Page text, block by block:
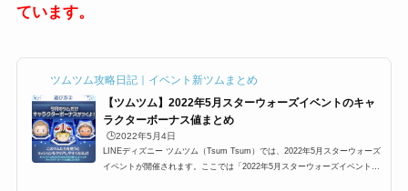
ています。
ツムツム攻略日記｜イベント新ツムまとめ
【ツムツム】2022年5月スターウォーズイベントのキャ
ラクターボーナス値まとめ
🕒️2022年5月4日
LINEディズニー ツムツム（Tsum Tsum）では、2022年5月スターウォーズ
イベントが開催されます。ここでは「2022年5月スターウォーズイベント」